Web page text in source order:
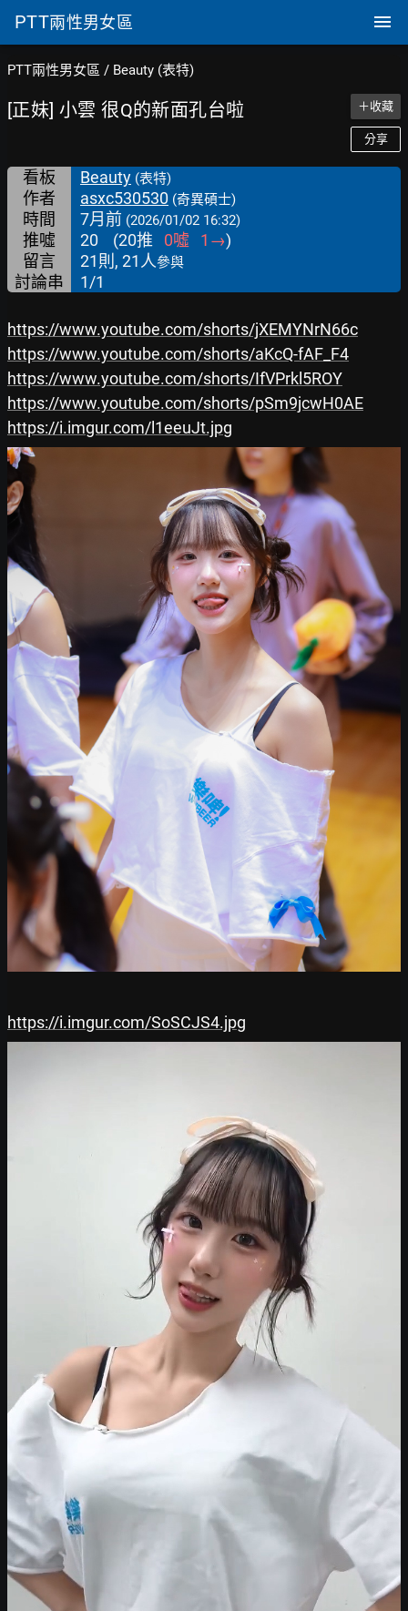
PTT兩性男女區
PTT兩性男女區 / Beauty (表特)
[正妹] 小雲 很Q的新面孔台啦 ＋收藏
分享
看板 Beauty (表特)
作者 asxc530530 (奇異碩士)
時間 7月前 (2026/01/02 16:32)
推噓 20 (20推 0噓 1 →)
留言
21則, 21人參與
討論串 1/1
https://www.youtube.com/shorts/jXEMYNrN66c
https://www.youtube.com/shorts/aKcQ-fAF_F4
https://www.youtube.com/shorts/IfVPrkl5ROY
https://www.youtube.com/shorts/pSm9jcwH0AE
https://i.imgur.com/l1eeuJt.jpg
https://i.imgur.com/SoSCJS4.jpg